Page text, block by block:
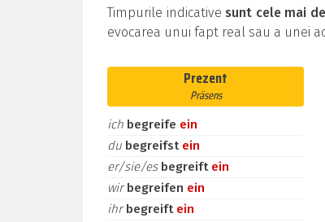
Timpurile indicative sunt cele mai
evocarea unui fapt real sau a unei
Prezent
Präsens
ich begreife ein
du begreifst ein
er/sie/es begreift ein
wirbegreifen ein
ihrbegreift ein